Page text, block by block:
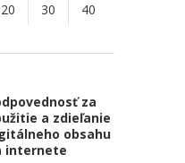
20 30 40
za
a zdieľanie
obsahu
internete